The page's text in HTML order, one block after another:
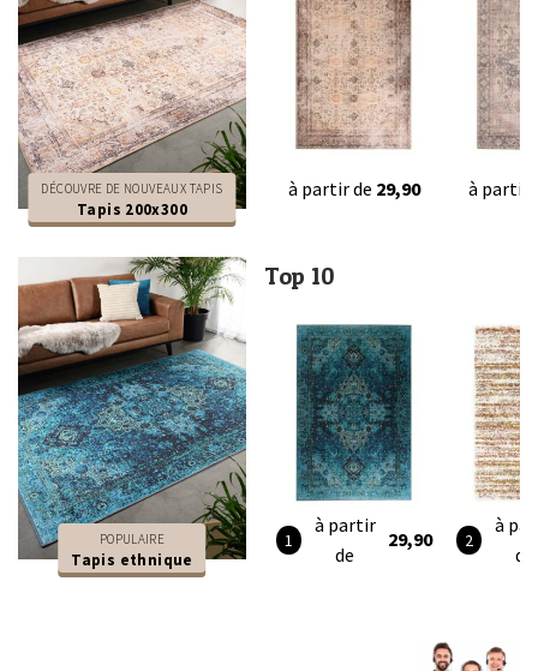
DÉCOUVRE DE NOUVEAUX TAPIS
Tapis 200x300
à partir de 29,90 à partir
POPULAIRE
Tapis ethnique
Top 10
à partir
de
29,90
à
de